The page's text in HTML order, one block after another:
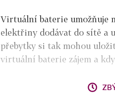
Virtuální baterie umožňuje
elektřiny dodávat do sítě a
přebytky si tak mohou
virtuální baterie zájem a